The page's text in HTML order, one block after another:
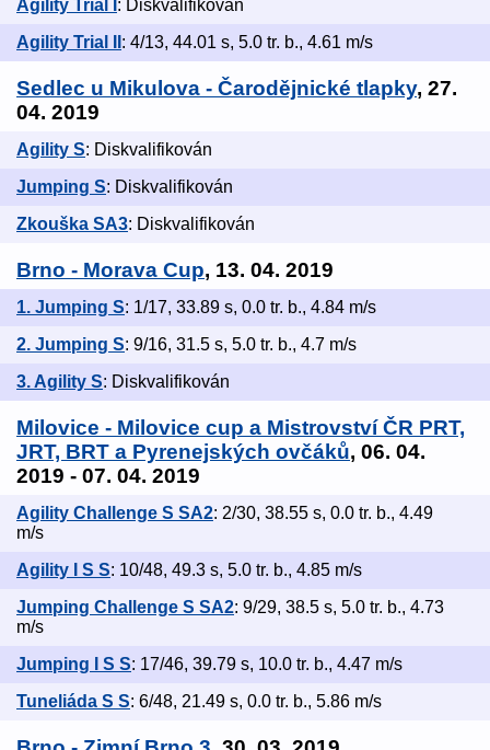
Agility Trial I : Diskvalifikován
Agility Trial II : 4/13, 44.01 s, 5.0 tr. b., 4.61 m/s
Sedlec u Mikulova - Čarodějnické tlapky, 27.
04. 2019
Agility S: Diskvalifikován
Jumping S: Diskvalifikován
Zkouška SA3: Diskvalifikován
Brno - Morava Cup, 13. 04. 2019
1. Jumping S: 1/17, 33.89 s, 0.0 tr. b., 4.84 m/s
2. Jumping S: 9/16, 31.5 s, 5.0 tr. b., 4.7 m/s
3. Agility S: Diskvalifikován
Milovice - Milovice cup a Mistrovství ČR PRT,
JRT, BRT a Pyrenejských ovčáků, 06. 04.
2019 - 07. 04. 2019
Agility Challenge S SA2: 2/30, 38.55 s, 0.0 tr. b., 4.49
m/s
Agility I S S: 10/48, 49.3 s, 5.0 tr. b., 4.85 m/s
Jumping Challenge S SA2: 9/29, 38.5 s, 5.0 tr. b., 4.73
m/s
Jumping I S S: 17/46, 39.79 s, 10.0 tr. b., 4.47 m/s
Tuneliáda S S: 6/48, 21.49 s, 0.0 tr. b., 5.86 m/s